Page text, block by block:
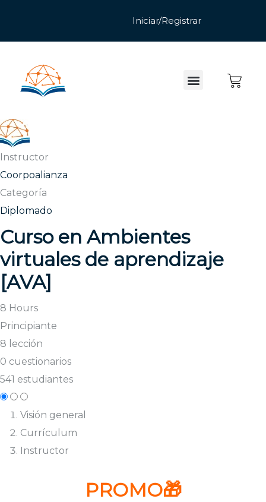
Instructor
Coorpoalianza
Categoría
Diplomado
Curso en Ambientes
virtuales de aprendizaje
[AVA]
8 Hours
Principiante
8 lección
0 cuestionarios
541 estudiantes
Visión general
Currículum
Instructor
PROMO🎁